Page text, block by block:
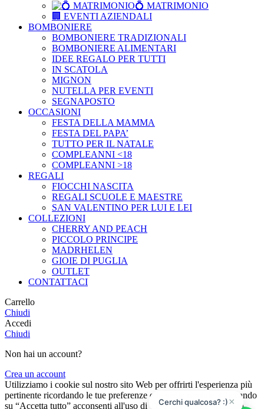
💍 MATRIMONIO
🏢 EVENTI AZIENDALI
BOMBONIERE
BOMBONIERE TRADIZIONALI
BOMBONIERE ALIMENTARI
IDEE REGALO PER TUTTI
IN SCATOLA
MIGNON
NUTELLA PER EVENTI
SEGNAPOSTO
OCCASIONI
FESTA DELLA MAMMA
FESTA DEL PAPA’
TUTTO PER IL NATALE
COMPLEANNI <18
COMPLEANNI >18
REGALI
FIOCCHI NASCITA
REGALI SCUOLE E MAESTRE
SAN VALENTINO PER LUI E LEI
COLLEZIONI
CHERRY AND PEACH
PICCOLO PRINCIPE
MADRHELEN
GIOIE DI PUGLIA
OUTLET
CONTATTACI
Carrello
Chiudi
Accedi
Chiudi
Non hai un account?
Crea un account
Utilizziamo i cookie sul nostro sito Web per offrirti l'esperienza più
pertinente ricordando le tue preferenze e le visite ripetute. Cliccando
su “Accetta tutto” acconsenti all'uso di TUTTI i cookie. Tuttavia,
×
Cerchi qualcosa? :)